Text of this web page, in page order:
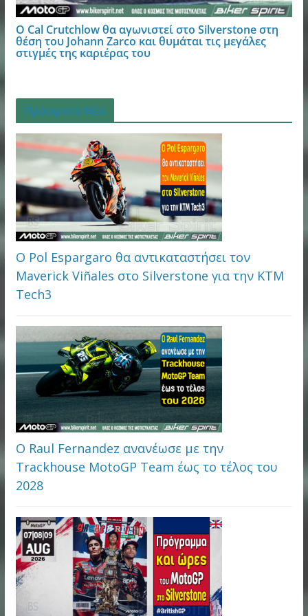
Ο Cal Crutchlow θα αγωνιστεί στο Silverstone στη
θέση του Johann Zarco και θυμάται τις μεγάλες
στιγμές της καριέρας του
Πρόσφατα Νέα
Ο Pol Espargaro θα αντικαταστήσει τον
Maverick Viñales στο Silverstone για την KTM
Tech3
Ο Raul Fernandez ανανέωσε με την
Trackhouse MotoGP Team έως το τέλος του
2028